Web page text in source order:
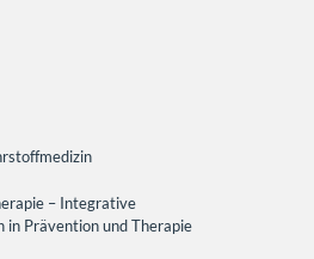
– Integrative
in Prävention und Therapie